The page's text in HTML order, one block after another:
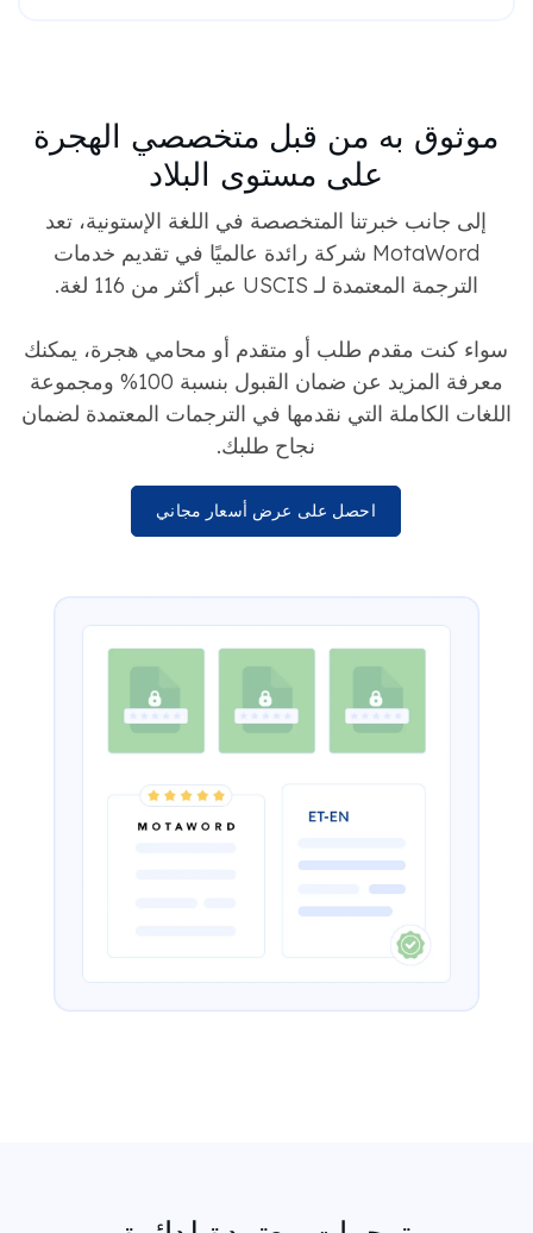
موثوق به من قبل متخصصي الهجرة
على مستوى البلاد
إلى جانب خبرتنا المتخصصة في اللغة الإستونية، تعد
MotaWord شركة رائدة عالميًا في تقديم خدمات
الترجمة المعتمدة لـ USCIS عبر أكثر من 116 لغة.
سواء كنت مقدم طلب أو متقدم أو محامي هجرة، يمكنك
معرفة المزيد عن ضمان القبول بنسبة 100% ومجموعة
اللغات الكاملة التي نقدمها في الترجمات المعتمدة لضمان
نجاح طلبك.
احصل على عرض أسعار مجاني